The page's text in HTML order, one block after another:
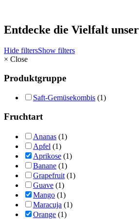
Entdecke die Vielfalt
Hide filtersShow filters
× Close
Produktgruppe
Saft-Gemüsekombis (1)
Fruchtart
Ananas (1)
Apfel (1)
Aprikose (1)
Banane (1)
Grapefruit (1)
Guave (1)
Mango (1)
Maracuja (1)
Orange (1)